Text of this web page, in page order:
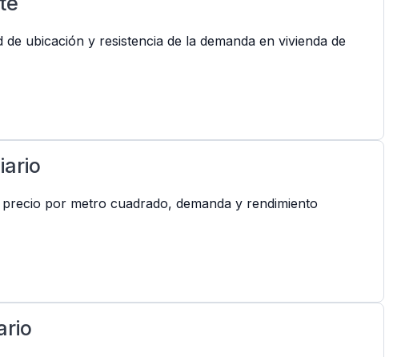
ubicación y resistencia de la demanda en vivienda de
por metro cuadrado, demanda y rendimiento